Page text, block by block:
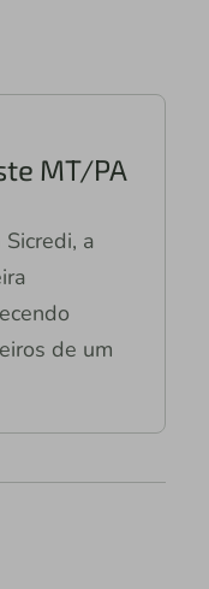
MT/PA
a
de um